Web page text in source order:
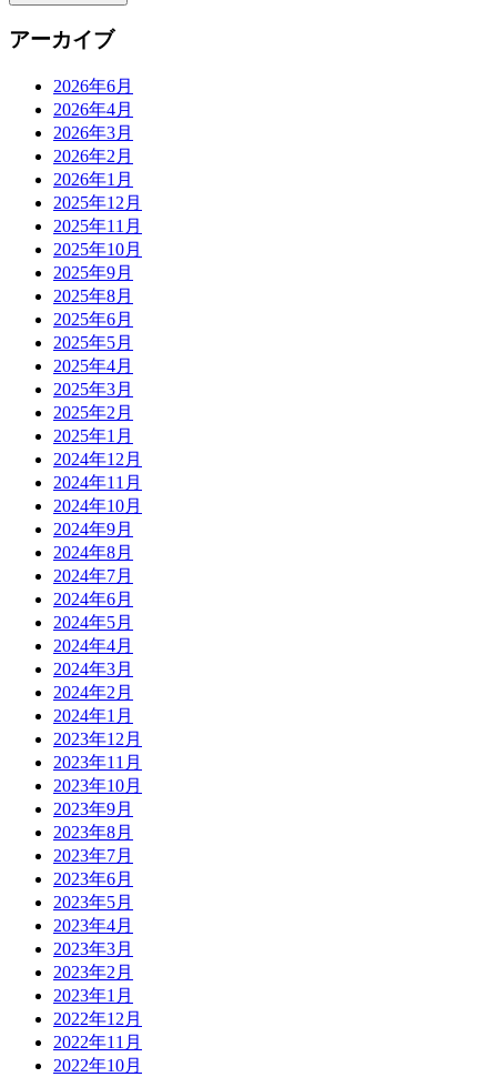
アーカイブ
2026年6月
2026年4月
2026年3月
2026年2月
2026年1月
2025年12月
2025年11月
2025年10月
2025年9月
2025年8月
2025年6月
2025年5月
2025年4月
2025年3月
2025年2月
2025年1月
2024年12月
2024年11月
2024年10月
2024年9月
2024年8月
2024年7月
2024年6月
2024年5月
2024年4月
2024年3月
2024年2月
2024年1月
2023年12月
2023年11月
2023年10月
2023年9月
2023年8月
2023年7月
2023年6月
2023年5月
2023年4月
2023年3月
2023年2月
2023年1月
2022年12月
2022年11月
2022年10月